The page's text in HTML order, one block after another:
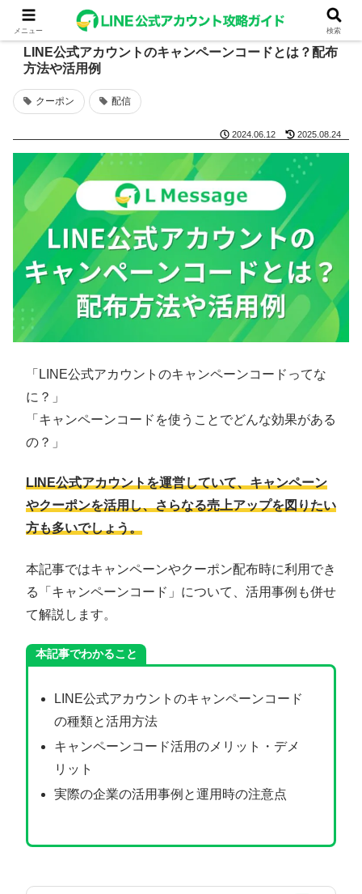
LINE公式アカウントのキャンペーンコードとは？配布
方法や活用例
クーポン 配信
2024.06.12 2025.08.24
「LINE公式アカウントのキャンペーンコードってな
に？」
「キャンペーンコードを使うことでどんな効果がある
の？」
LINE公式アカウントを運営していて、キャンペーン
やクーポンを活用し、さらなる売上アップを図りたい
方も多いでしょう。
本記事ではキャンペーンやクーポン配布時に利用でき
る「キャンペーンコード」について、活用事例も併せ
て解説します。
本記事でわかること
LINE公式アカウントのキャンペーンコード
の種類と活用方法
キャンペーンコード活用のメリット・デメ
リット
実際の企業の活用事例と運用時の注意点
メニュー 検索